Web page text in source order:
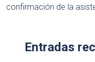
confirmación de la
Entradas